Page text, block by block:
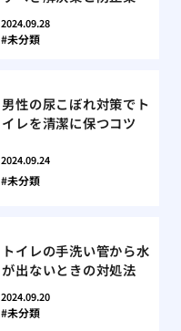
2024.09.28
未分類
男性の尿こぼれ対策でト
イレを清潔に保つコツ
2024.09.24
未分類
トイレの手洗い管から水
が出ないときの対処法
2024.09.20
未分類